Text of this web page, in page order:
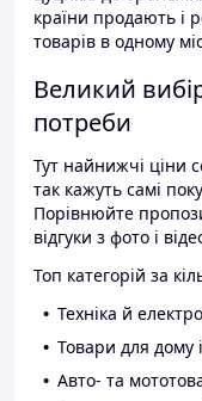
країни продають і
товарів в одному
Великий
потреби
Тут найнижчі ціни
так кажуть самі
Порівнюйте
відгуки з фото і
Топ категорій за
Техніка й
Товари для дому
Авто- та